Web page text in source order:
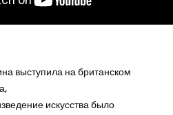
выступила на британском
искусства было